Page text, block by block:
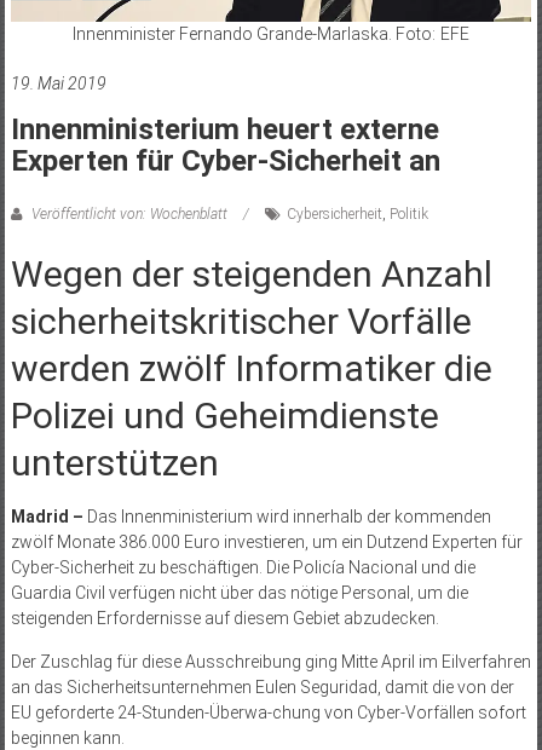
Innenminister Fernando Grande-Marlaska. Foto: EFE
19. Mai 2019
Innenministerium heuert externe
Experten für Cyber-Sicherheit an
Veröffentlicht von: Wochenblatt Cybersicherheit, Politik
Wegen der steigenden Anzahl
sicherheitskritischer Vorfälle
werden zwölf Informatiker die
Polizei und Geheimdienste
unterstützen
Madrid – Das Innenministerium wird innerhalb der kommenden
zwölf Monate 386.000 Euro investieren, um ein Dutzend Experten für
Cyber-Sicherheit zu beschäftigen. Die Policía Nacional und die
Guardia Civil verfügen nicht über das nötige Personal, um die
steigenden Erfordernisse auf diesem Gebiet abzudecken.
Der Zuschlag für diese Ausschreibung ging Mitte April im Eilverfahren
an das Sicherheitsunternehmen Eulen Seguridad, damit die von der
EU geforderte 24-Stunden-Überwa-chung von Cyber-Vorfällen sofort
beginnen kann.